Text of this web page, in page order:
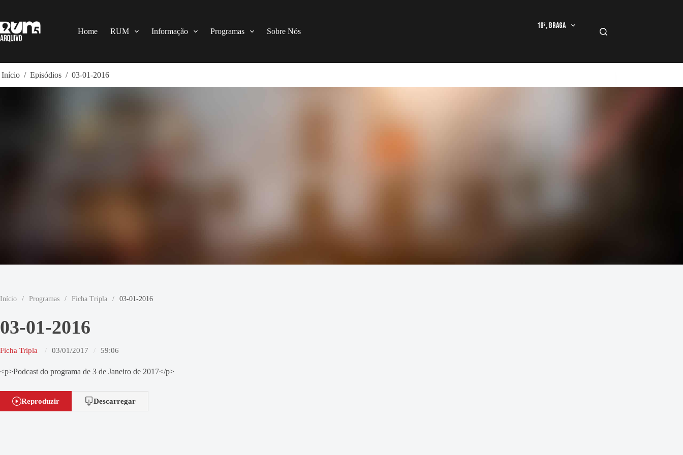
o
conteúdo
Home RUM Informação Programas Sobre Nós
16º, Braga
Início / Episódios / 03-01-2016
Início / Programas / Ficha Tripla / 03-01-2016
03-01-2016
Ficha Tripla 03/01/2017 59:06
<p>Podcast do programa de 3 de Janeiro de 2017</p>
Reproduzir Descarregar